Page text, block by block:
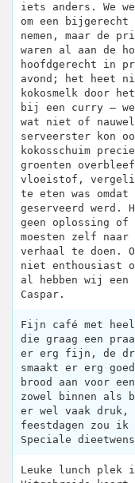
iets anders. We
om een
nemen, maar de
waren al aan de
hoofdgerecht in
avond; het heet
kokosmelk door
bij een curry —
wat niet of
serveerster kon
kokosschuim
groenten
vloeistof,
te eten was
geserveerd werd.
geen oplossing
moesten zelf naar
verhaal te doen.
niet enthousiast
al hebben wij
Caspar.
Fijn café met
die graag een
er erg fijn, de
smaakt er erg
brood aan voor
zowel binnen
er wel vaak druk,
feestdagen zou ik
Speciale
Leuke lunch plek